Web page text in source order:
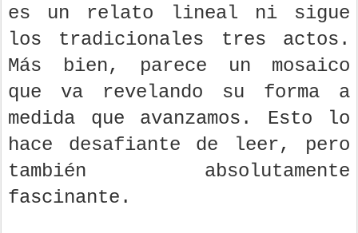
es un relato lineal ni sigue
los tradicionales tres actos.
Más bien, parece un mosaico
que va revelando su forma a
medida que avanzamos. Esto lo
hace desafiante de leer, pero
también absolutamente
fascinante.